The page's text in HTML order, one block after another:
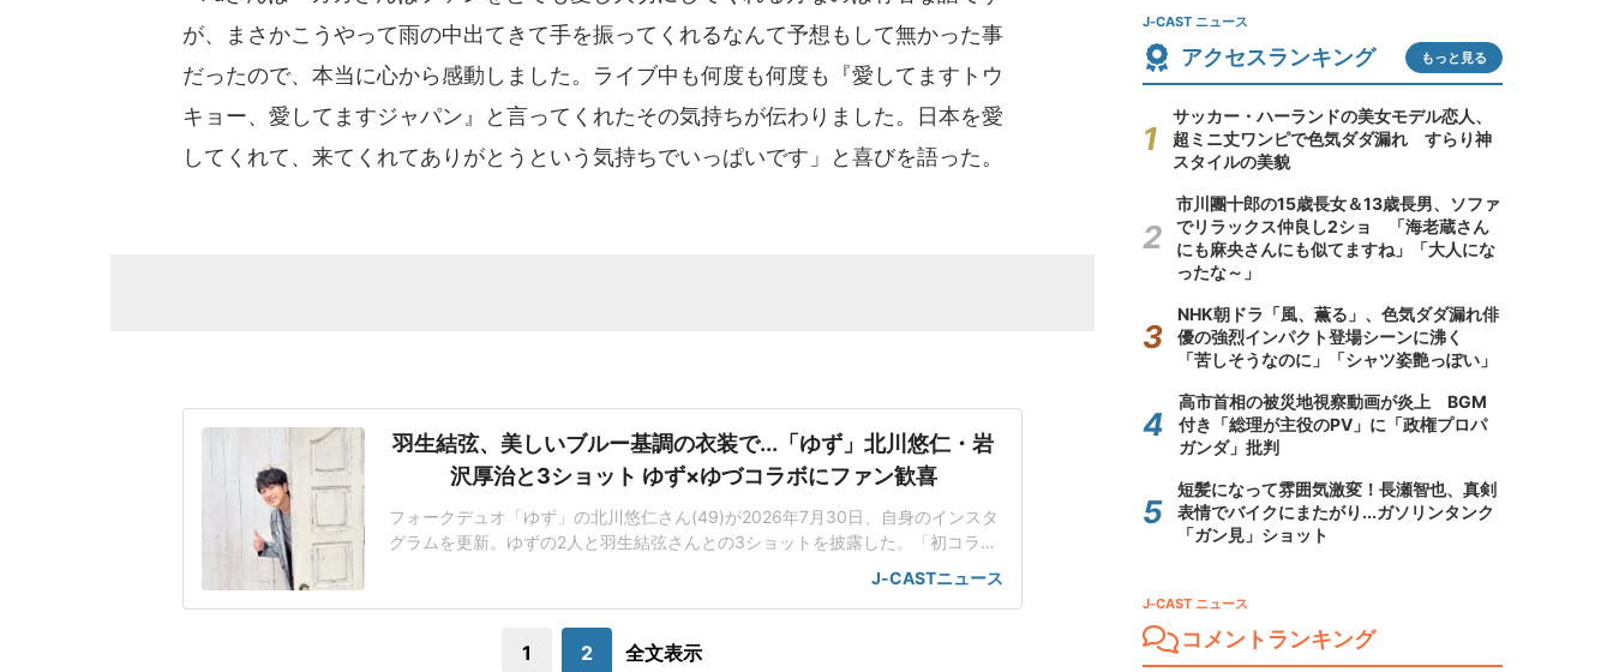
が、まさかこうやって雨の中出てきて手を振ってくれるなんて予想もして無かった事
だったので、本当に心から感動しました。ライブ中も何度も何度も『愛してますトウ
キョー、愛してますジャパン』と言ってくれたその気持ちが伝わりました。日本を愛
してくれて、来てくれてありがとうという気持ちでいっぱいです」と喜びを語った。
羽生結弦、美しいブルー基調の衣装で...「ゆず」北川悠仁・岩
沢厚治と3ショット ゆず×ゆづコラボにファン歓喜
フォークデュオ「ゆず」の北川悠仁さん(49)が2026年7月30日、自身のインスタ
グラムを更新。ゆずの2人と羽生結弦さんとの3ショットを披露した。「初コラボ
レーションが実現」北川さんは、「8月15日放送の『NHK夏の音楽祭うたであえた
ら2026』にて、フィギュアスケーター・羽生結弦さんとの初コラボレーションが
ボショットを告知し
J-CASTニュース
1 2 全文表示
J-CAST ニュース
アクセスランキング もっと見る
サッカー・ハーランドの美女モデル恋人、
超ミニ丈ワンピで色気ダダ漏れ すらり神
スタイルの美貌
市川團十郎の15歳長女＆13歳長男、ソファ
でリラックス仲良し2ショ 「海老蔵さん
にも麻央さんにも似てますね」「大人にな
ったな～」
NHK朝ドラ「風、薫る」、色気ダダ漏れ俳
優の強烈インパクト登場シーンに沸く
「苦しそうなのに」「シャツ姿艶っぽい」
高市首相の被災地視察動画が炎上 BGM
付き「総理が主役のPV」に「政権プロパ
ガンダ」批判
短髪になって雰囲気激変！長瀬智也、真剣
表情でバイクにまたがり...ガソリンタンク
「ガン見」ショット
J-CAST ニュース
コメントランキング